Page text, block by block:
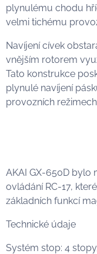
plynulému chodu
velmi tichému
Navíjení cívek
vnějším rotorem
Tato konstrukce
plynulé navíjení
provozních
AKAI GX-650D bylo
ovládání RC-17,
základních funkcí
Technické údaje
Systém stop: 4